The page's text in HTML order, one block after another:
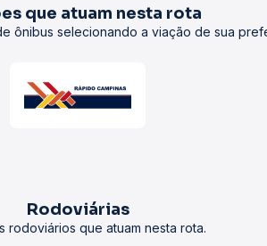
que atuam nesta rota
ônibus selecionando a viação de sua
Rodoviárias
rodoviários que atuam nesta rota.